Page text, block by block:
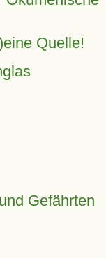
Quelle!
Gefährten